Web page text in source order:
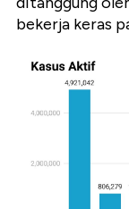
bekerja keras